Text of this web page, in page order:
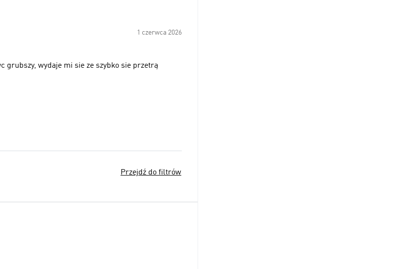
1 czerwca 2026
grubszy, wydaje mi sie ze szybko sie przetrą
Przejdź do filtrów